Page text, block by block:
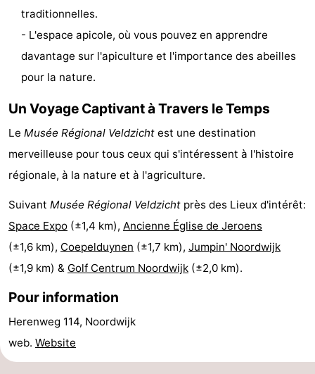
jeux
jeux
intérieures
Experiences
Centres
bien-
être
Villages
villes
Nature
Sports
Piscines
-
Faire
du
vélo
-
Randonnée
-
Équitation
-
Terrains
golf
-
Peche
traditionnelles.
- L'espace apicole, où vous pouvez en apprendre
davantage sur l'apiculture et l'importance des abeilles
pour la nature.
Un Voyage Captivant à Travers le Temps
Le Musée Régional Veldzicht est une destination
merveilleuse pour tous ceux qui s'intéressent à l'histoire
régionale, à la nature et à l'agriculture.
Suivant Musée Régional Veldzicht près des Lieux d'intérêt:
Space Expo (±1,4 km), Ancienne Église de Jeroens
(±1,6 km), Coepelduynen (±1,7 km), Jumpin' Noordwijk
(±1,9 km) & Golf Centrum Noordwijk (±2,0 km).
Pour information
Herenweg 114, Noordwijk
web. Website